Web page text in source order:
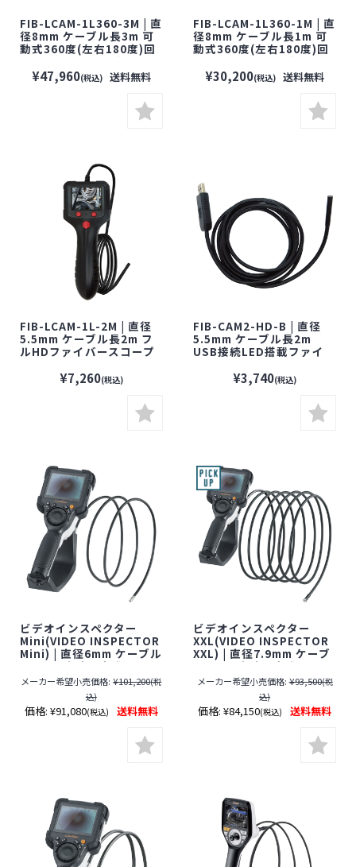
FIB-LCAM-1L360-3M | 直
径8mm ケーブル長3m 可
動式360度(左右180度)回
転フルHDファイバースコ
ープカメラ【防水】【ファ
イバースコープ】【小型カ
¥47,960(税込) 送料無料
FIB-LCAM-1L360-1M | 直
径8mm ケーブル長1m 可
動式360度(左右180度)回
転フルHDファイバースコ
ープカメラ【防水】【ファ
イバースコープ】【小型カ
¥30,200(税込) 送料無料
FIB-LCAM-1L-2M | 直径
5.5mm ケーブル長2m フ
ルHDファイバースコープ
バースコープ】【小型カメ
¥7,260(税込)
FIB-CAM2-HD-B | 直径
5.5mm ケーブル長2m
USB接続LED搭載ファイ
ァイバースコープ】【小型
¥3,740(税込)
ビデオインスペクター
Mini(VIDEO INSPECTOR
Mini) | 直径6mm ケーブル
長1.5m 先端固定式工業用
内視鏡【防水+防油】【フ
ァイバースコープ】【小型
カメラ】【Laserliner】
メーカー希望小売価格: ¥101,200(税
込)
価格: ¥91,080(税込) 送料無料
ビデオインスペクター
XXL(VIDEO INSPECTOR
XXL) | 直径7.9mm ケーブ
ル長5m 先端固定式工業用
内視鏡【防水+防油】【フ
ァイバースコープ】【小型
カメラ】【Laserliner】
メーカー希望小売価格: ¥93,500(税
込)
価格: ¥84,150(税込) 送料無料